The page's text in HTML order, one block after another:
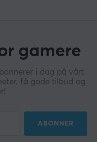
gamere
i dag på vårt
få gode tilbud og
ABONNER